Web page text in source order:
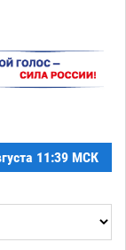
11:39 МСК